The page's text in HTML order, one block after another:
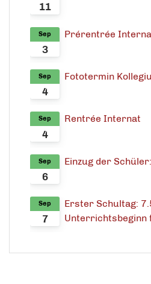
11
3
Sep Prérentrée
4
Sep Fototermin
4
Sep Rentrée Internat
6
Sep Einzug der
7
Sep
Erster Schultag:
Unterrichtsbeginn